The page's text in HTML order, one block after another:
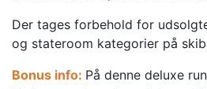
Der tages forbehold for
og stateroom kategorier på
Bonus info: På denne deluxe